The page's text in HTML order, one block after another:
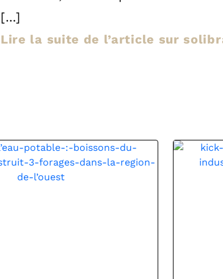
[…]
Lire la suite de l’article sur